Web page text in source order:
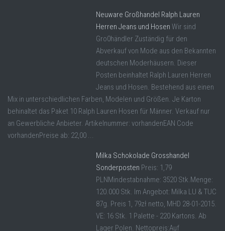
Neuware Großhandel Ralph Lauren
Herren Jeans und Hosen Wir sind
Gro0händler Zuständig für den
Abverkauf von Mode aus den Bekannten
deutschen Moderhäusern. Dieser
Posten beinhaltet Ralph Lauren Herren
Jeans und Hosen. Bestehend aus einen
Mix in unterschiedlichen Farben, Modelen und Größen. Je Karton
behinaltet das Paket 10 Ralph Lauren Hosen für Männer. Verkauf nur
an Gewerbliche Anbieter. Artikelnummer: vorhandenEAN Code
vorhandenPreise ab: 22,00 ...
Milka Schokolade Grosshandel
Sonderposten Preis: 1,79
PLNMindestabnahme: 3520 Stk.Menge:
120.000 Stk. Im Angebot: Milka LU & TUC
87g. Preis 1, 79zł netto, MHD 28-01-2015.
VE: 16 Stk. 1 Palette - 220 Kartons. Ab
Lager Polen. Nettopreis:Auf